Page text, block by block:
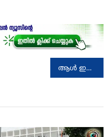
ആൾ ഇന്ത്യാ റോഡ് ട്രാൻസ്പോർട്ട് വർക്കേഴ്‌സ് ഫെഡറേഷൻ ദേശീയ സമ്മേളനം തിരുവനന്തപുരത്ത്